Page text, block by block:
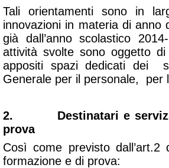
Tali orientamenti sono in
innovazioni in materia di anno
già dall’anno scolastico
attività svolte sono oggetto
appositi spazi dedicati dei
Generale per il personale, per
2. Destinatari e servizi
prova
Così come previsto
formazione e di prova: